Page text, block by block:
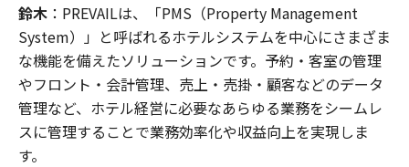
鈴木 ：PREVAILは、「PMS（Property Management
System）」と呼ばれるホテルシステムを中心にさまざま
な機能を備えたソリューションです。予約・客室の管理
やフロント・会計管理、売上・売掛・顧客などのデータ
管理など、ホテル経営に必要なあらゆる業務をシームレ
スに管理することで業務効率化や収益向上を実現しま
す。